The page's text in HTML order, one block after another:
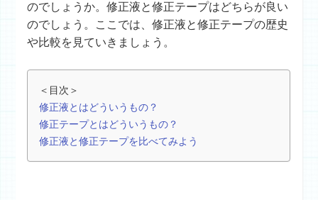
のでしょうか。修正液と修正テープはどちらが良い
のでしょう。ここでは、修正液と修正テープの歴史
や比較を見ていきましょう。
＜目次＞
修正液とはどういうもの？
修正テープとはどういうもの？
修正液と修正テープを比べてみよう